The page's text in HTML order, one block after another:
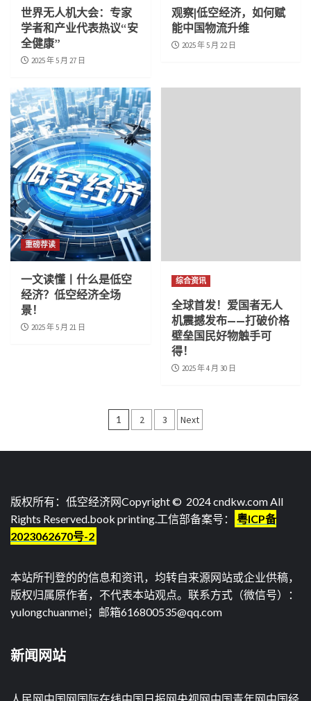
世界无人机大会：专家
学者和产业代表热议“安
全健康”
2025 年 5 月 27 日
观察|低空经济，如何赋
能中国物流升维
2025 年 5 月 22 日
重磅荐读
一文读懂丨什么是低空
经济？低空经济全场
景！
2025 年 5 月 21 日
综合资讯
全球首发！爱国者无人
机震撼发布——打破价格
壁垒国民好物触手可
得！
2025 年 4 月 30 日
文
1 2 3 Next
版权所有：低空经济网Copyright © 2024 cndkw.com All
Rights Reserved.book printing.工信部备案号：
粤ICP备
2023062670号-2
本站所刊登的的信息和资讯，均转自来源网站或企业供稿，
版权归属原作者，不代表本站观点。联系方式（微信号）：
yulongchuanmei；邮箱616800535@qq.com
新闻网站